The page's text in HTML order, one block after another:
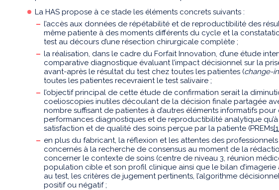
La HAS propose à ce stade les éléments concrets suivants :
l’accès aux données de répétabilité et de reproductibilité des
même patiente à des moments différents du cycle et la
test au décours d’une résection chirurgicale complète ;
la réalisation, dans le cadre du Forfait Innovation, d’une étude
comparative diagnostique évaluant l’impact décisionnel sur la
avant-après le résultat du test chez toutes les patientes (change-
toutes les patientes recevraient le test salivaire ;
l’objectif principal de cette étude de confirmation serait la
coelioscopies inutiles découlant de la décision finale partagée
nombre suffisant de patientes à d’autres éléments informatifs
performances diagnostiques et de reproductibilité analytique
satisfaction et de qualité des soins perçue par la patiente (PREMs
en plus du fabricant, la réflexion et les attentes des
concernés à la recherche de consensus au moment de la
concerner le contexte de soins (centre de niveau 3, réunion
population cible et son profil clinique ainsi que le bilan
au test, les critères de jugement pertinents, l’algorithme
positif ou négatif ;